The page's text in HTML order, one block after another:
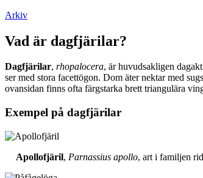
Arkiv
Vad är dagfjärilar?
Dagfjärilar, rhopalocera, är huvudsakligen
ser med stora facettögon. Dom äter nektar med
ovansidan finns ofta färgstarka brett triangulära
Exempel på dagfjärilar
Apollofjäril, Parnassius apollo, art i familjen